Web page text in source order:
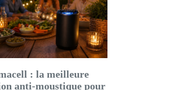
: la meilleure
anti-moustique pour